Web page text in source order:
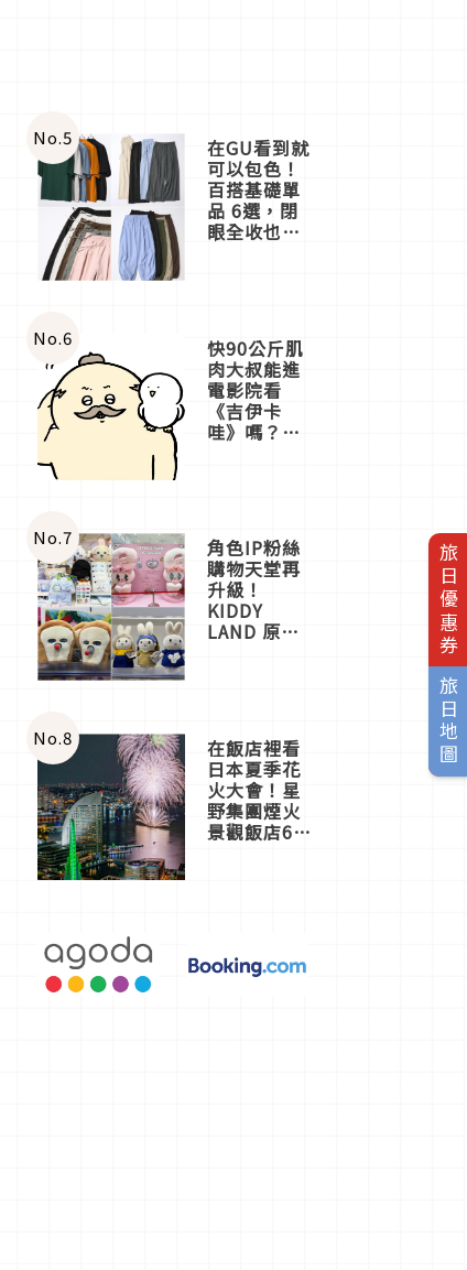
旅日優惠券
旅日地圖
No.5 在GU看到就
可以包色！
百搭基礎單
品 6選，閉
眼全收也不
No.6 快90公斤肌
肉大叔能進
電影院看
《吉伊卡
哇》嗎？日
一同給出了
答案
No.7 角色IP粉絲
購物天堂再
升級！
KIDDY
LAND 原宿
店3分即達
No.8 在飯店裡看
日本夏季花
火大會！星
野集團煙火
景觀飯店6